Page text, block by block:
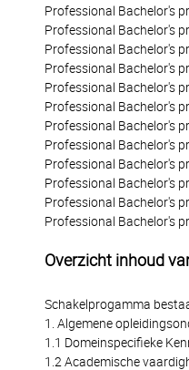
Professional Bachelor's
Professional Bachelor's
Professional Bachelor's
Professional Bachelor's
Professional Bachelor's
Professional Bachelor's
Professional Bachelor's
Professional Bachelor's
Professional Bachelor's
Professional Bachelor's
Professional Bachelor's
Professional Bachelor's
Overzicht inhoud
Schakelprogamma
1. Algemene
1.1 Domeinspecifieke
1.2 Academische